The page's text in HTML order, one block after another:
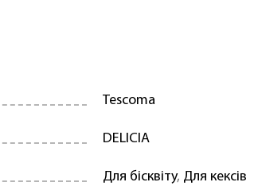
Tescoma
DELICIA
Для бісквіту, Для кексів